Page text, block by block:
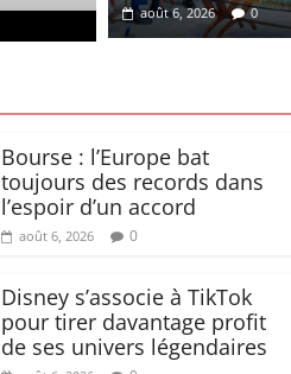
août 6, 2026 0
Bourse : l’Europe bat
toujours des records dans
l’espoir d’un accord
août 6, 2026 0
Disney s’associe à TikTok
pour tirer davantage profit
de ses univers légendaires